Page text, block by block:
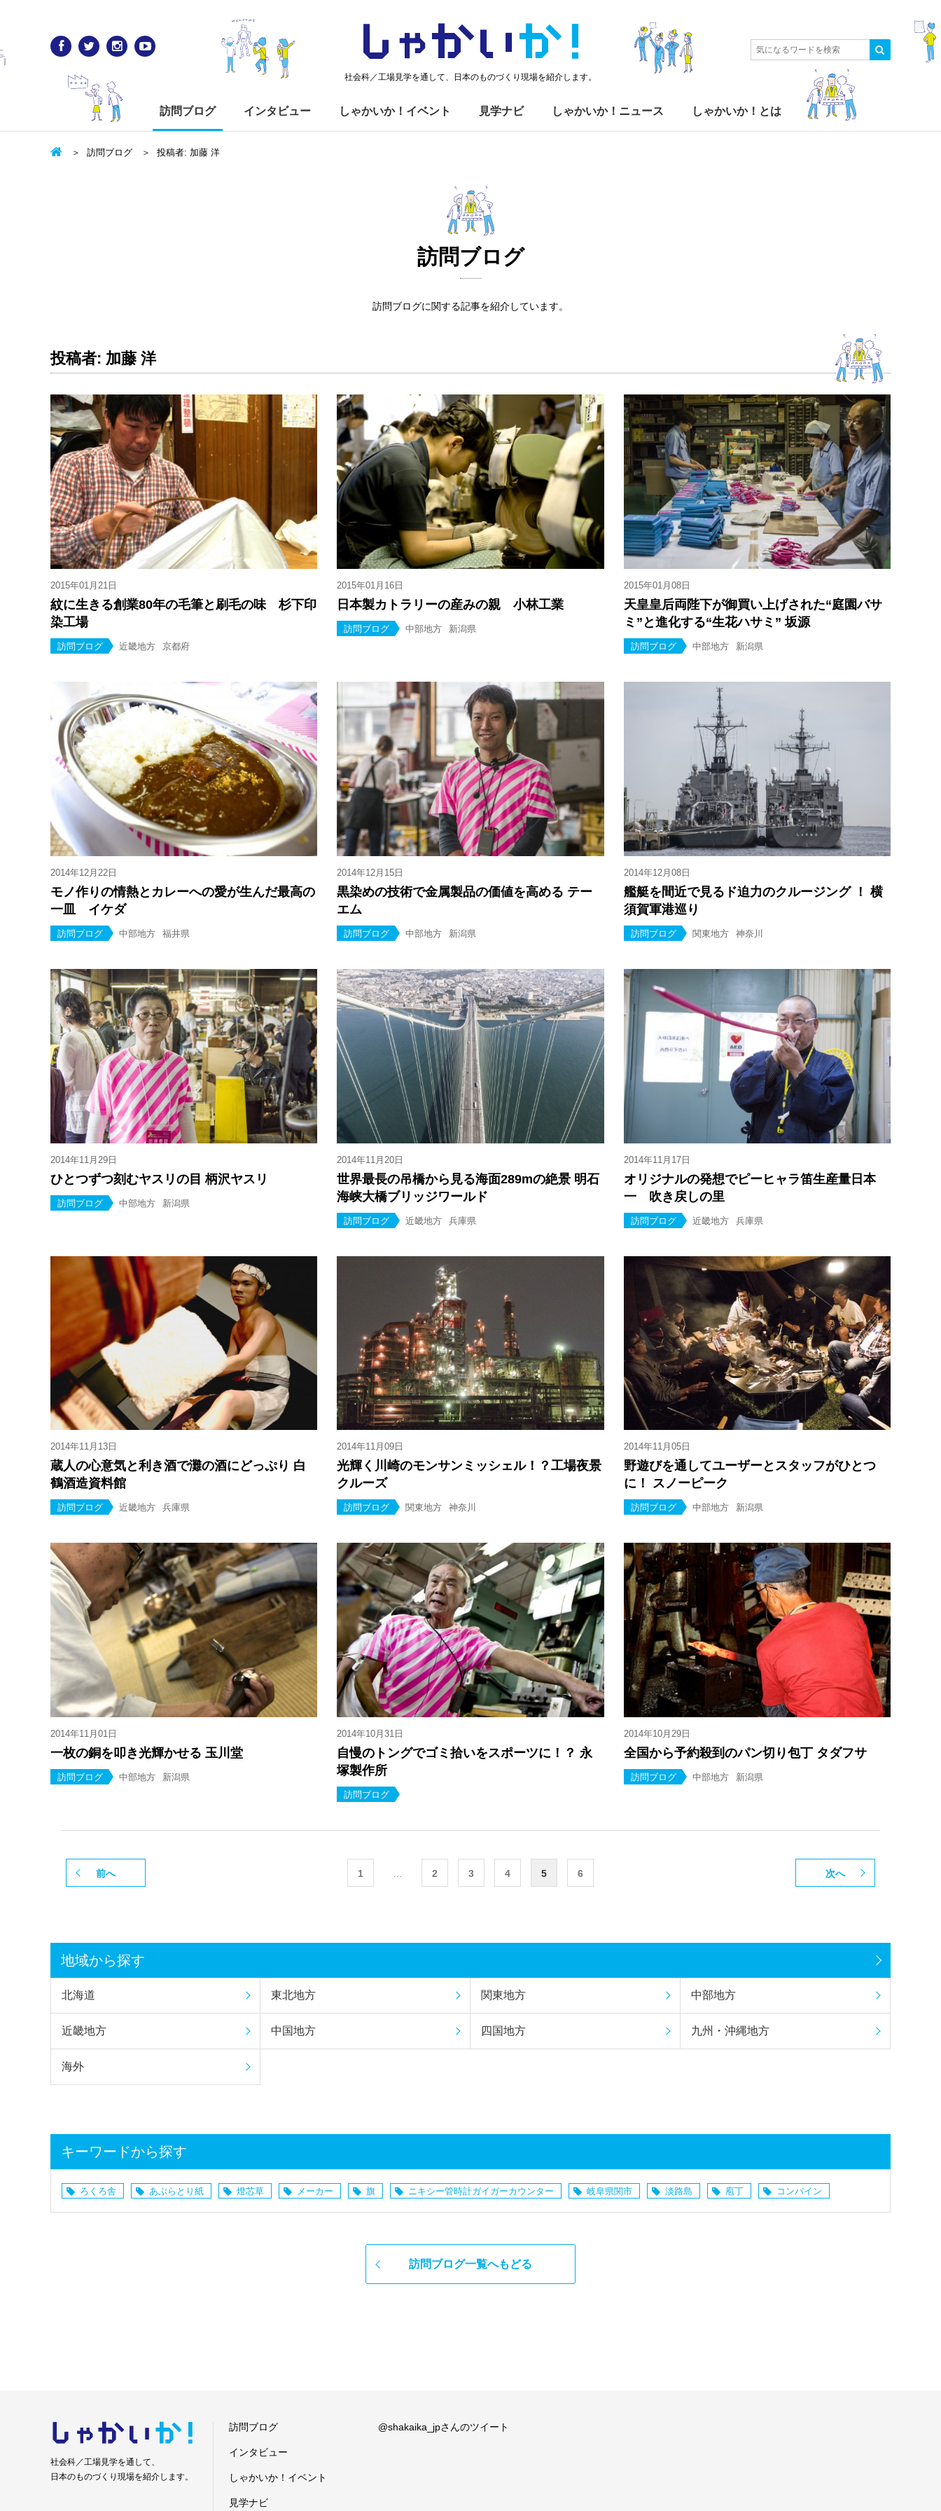
しゃかいか！
社会科／工場見学を通して、日本のものづくり現場を紹介します。
訪問ブログ インタビュー しゃかいか！イベント 見学ナビ しゃかいか！ニュース しゃかいか！とは
訪問ブログ 投稿者: 加藤 洋
訪問ブログ
訪問ブログに関する記事を紹介しています。
投稿者: 加藤 洋
2015年01月21日
紋に生きる創業80年の毛筆と刷毛の味 杉下印
染工場
訪問ブログ 近畿地方 京都府
2015年01月16日
日本製カトラリーの産みの親 小林工業
訪問ブログ 中部地方 新潟県
2015年01月08日
天皇皇后両陛下が御買い上げされた“庭園バサ
ミ”と進化する“生花ハサミ” 坂源
訪問ブログ 中部地方 新潟県
2014年12月22日
モノ作りの情熱とカレーへの愛が生んだ最高の
一皿 イケダ
訪問ブログ 中部地方 福井県
2014年12月15日
黒染めの技術で金属製品の価値を高める テー
エム
訪問ブログ 中部地方 新潟県
2014年12月08日
艦艇を間近で見るド迫力のクルージング ！ 横
須賀軍港巡り
訪問ブログ 関東地方 神奈川
2014年11月29日
ひとつずつ刻むヤスリの目 柄沢ヤスリ
訪問ブログ 中部地方 新潟県
2014年11月20日
世界最長の吊橋から見る海面289mの絶景 明石
海峡大橋ブリッジワールド
訪問ブログ 近畿地方 兵庫県
2014年11月17日
オリジナルの発想でピーヒャラ笛生産量日本
一 吹き戻しの里
訪問ブログ 近畿地方 兵庫県
2014年11月13日
蔵人の心意気と利き酒で灘の酒にどっぷり 白
鶴酒造資料館
訪問ブログ 近畿地方 兵庫県
2014年11月09日
光輝く川崎のモンサンミッシェル！？工場夜景
クルーズ
訪問ブログ 関東地方 神奈川
2014年11月05日
野遊びを通してユーザーとスタッフがひとつ
に！ スノーピーク
訪問ブログ 中部地方 新潟県
2014年11月01日
一枚の銅を叩き光輝かせる 玉川堂
訪問ブログ 中部地方 新潟県
2014年10月31日
自慢のトングでゴミ拾いをスポーツに！？ 永
塚製作所
訪問ブログ
2014年10月29日
全国から予約殺到のパン切り包丁 タダフサ
訪問ブログ 中部地方 新潟県
1
前へ ... 2 3 4 5 6 次へ
地域から探す
北海道 東北地方 関東地方 中部地方
近畿地方 中国地方 四国地方 九州・沖縄地方
海外
キーワードから探す
ろくろ舎 あぶらとり紙 燈芯草 メーカー 旗 ニキシー管時計ガイガーカウンター 岐阜県関市 淡路島 庖丁 コンバイン
訪問ブログ一覧へもどる
しゃかい か！
社会科／工場見学を通して、
日本のものづくり現場を紹介します。
訪問ブログ
インタビュー
しゃかいか！イベント
見学ナビ
@shakaika_jpさんのツイート